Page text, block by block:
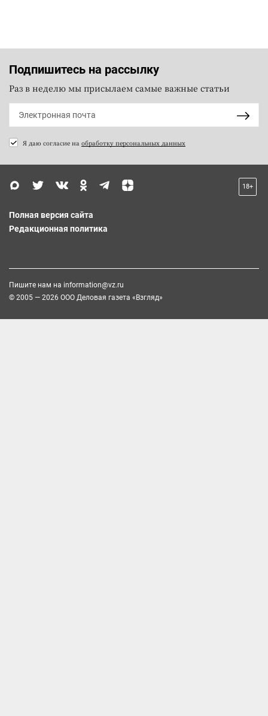
Подпишитесь на рассылку
Раз в неделю мы присылаем самые важные статьи
Я даю согласие на обработку персональных данных
18+
Полная версия сайта
Редакционная политика
Пишите нам на information@vz.ru
© 2005 — 2026 ООО Деловая газета «Взгляд»